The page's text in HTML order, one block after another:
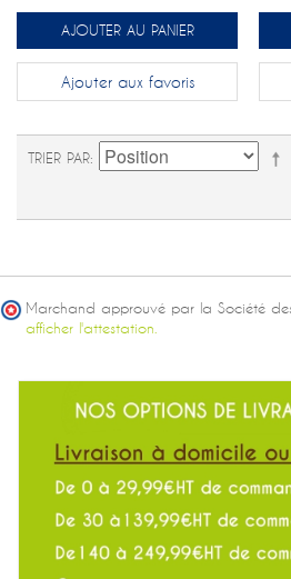
AJOUTER AU PANIER
Ajouter aux favoris
TRIER PAR
Marchand approuvé par la Société
afficher l'attestation.